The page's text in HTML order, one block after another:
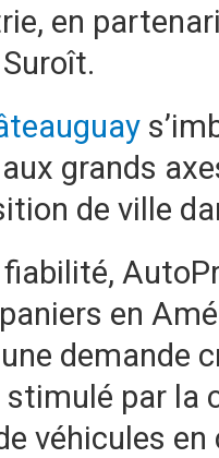
en
grands
de ville
en
demande
par la
véhicules